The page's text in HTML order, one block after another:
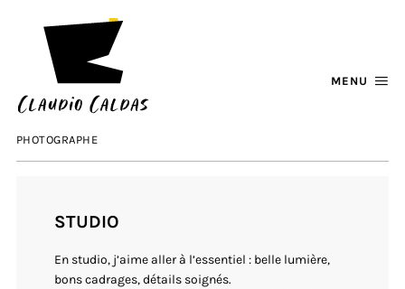
PHOTOGRAPHE
MENU
STUDIO
En studio, j’aime aller à l’essentiel : belle lumière,
bons cadrages, détails soignés.